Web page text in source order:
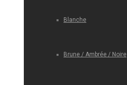
Blanche
Brune / Ambrée / Noire